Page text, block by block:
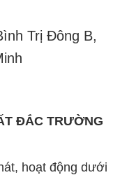
Trị Đông B,
ĐẮC TRƯỜNG
hoạt động dưới